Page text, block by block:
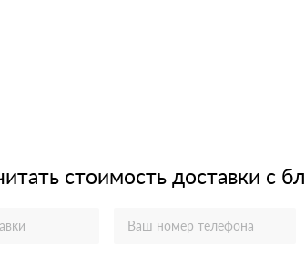
стоимость доставки с